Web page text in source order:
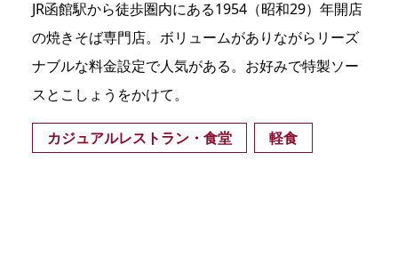
JR函館駅から徒歩圏内にある1954（昭和29）年開店
の焼きそば専門店。ボリュームがありながらリーズ
ナブルな料金設定で人気がある。お好みで特製ソー
スとこしょうをかけて。
カジュアルレストラン・食堂 軽食